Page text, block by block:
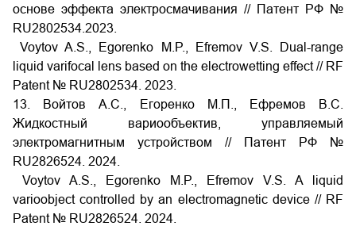
основе эффекта электросмачивания // Патент РФ №
RU2802534.2023.
Voytov A.S., Egorenko M.P., Efremov V.S. Dual-range
liquid varifocal lens based on the electrowetting effect // RF
Patent № RU2802534. 2023.
13. Войтов А.С., Егоренко М.П., Ефремов В.С.
Жидкостный вариообъектив, управляемый
электромагнитным устройством // Патент РФ №
RU2826524. 2024.
Voytov A.S., Egorenko M.P., Efremov V.S. A liquid
varioobject controlled by an electromagnetic device // RF
Patent № RU2826524. 2024.